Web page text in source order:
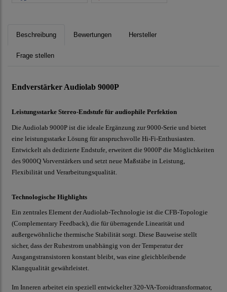
Beschreibung Bewertungen Hersteller
Frage stellen
Endverstärker Audiolab 9000P
Leistungsstarke Stereo-Endstufe für audiophile Perfektion
Die Audiolab 9000P ist die ideale Ergänzung zur 9000-Serie und bietet
eine leistungsstarke Lösung für anspruchsvolle Hi-Fi-Enthusiasten.
Entwickelt als dedizierte Endstufe, erweitert die 9000P die Möglichkeiten
des 9000Q Vorverstärkers und setzt neue Maßstäbe in Leistung,
Flexibilität und Verarbeitungsqualität.
Technologische Highlights
Ein zentrales Element der Audiolab-Technologie ist die CFB-Topologie
(Complementary Feedback), die für überragende Linearität und
außergewöhnliche thermische Stabilität sorgt. Diese Bauweise stellt
sicher, dass der Ruhestrom unabhängig von der Temperatur der
Ausgangstransistoren konstant bleibt, was eine gleichbleibende
Klangqualität gewährleistet.
Im Inneren arbeitet ein speziell entwickelter 320-VA-Toroidtransformator,